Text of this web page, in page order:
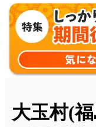
大玉村(